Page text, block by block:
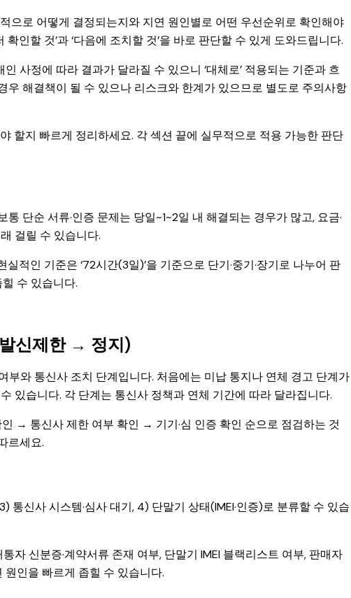
으로 어떻게 결정되는지와 지연 원인별로 어떤 우선순위로 확인해야
인할 것’과 ‘다음에 조치할 것’을 바로 판단할 수 있게 도와드립니다.
사정에 따라 결과가 달라질 수 있으니 ‘대체로’ 적용되는 기준과 흐
해결책이 될 수 있으나 리스크와 한계가 있으므로 별도로 주의사항
할지 빠르게 정리하세요. 각 섹션 끝에 실무적으로 적용 가능한 판단
단순 서류·인증 문제는 당일~1~2일 내 해결되는 경우가 많고, 요금·
걸릴 수 있습니다.
적인 기준은 ‘72시간(3일)’을 기준으로 단기·중기·장기로 나누어 판
수 있습니다.
신제한 → 정지)
와 통신사 조치 단계입니다. 처음에는 미납 통지나 연체 경고 단계가
있습니다. 각 단계는 통신사 정책과 연체 기간에 따라 달라집니다.
→ 통신사 제한 여부 확인 → 기기·심 인증 확인 순으로 점검하는 것
르세요.
통신사 시스템·심사 대기, 4) 단말기 상태(IMEI·인증)로 분류할 수 있습
자 신분증·계약서류 존재 여부, 단말기 IMEI 블랙리스트 여부, 판매자
인을 빠르게 좁힐 수 있습니다.